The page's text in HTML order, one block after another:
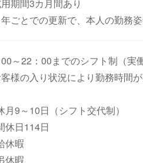
期間3カ月間あり
ごとでの更新で、本人の勤務
～22：00までのシフト制（実
様の入り状況により勤務時間が
月9～10日（シフト交代制）
休日114日
休暇
休暇